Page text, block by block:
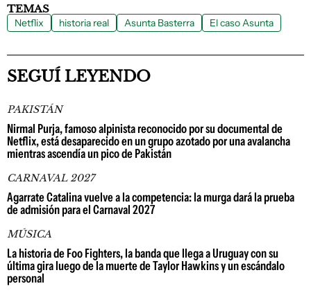
TEMAS
Netflix historia real Asunta Basterra El caso Asunta
SEGUÍ LEYENDO
PAKISTÁN
Nirmal Purja, famoso alpinista reconocido por su documental de
Netflix, está desaparecido en un grupo azotado por una avalancha
mientras ascendía un pico de Pakistán
CARNAVAL 2027
Agarrate Catalina vuelve a la competencia: la murga dará la prueba
de admisión para el Carnaval 2027
MÚSICA
La historia de Foo Fighters, la banda que llega a Uruguay con su
última gira luego de la muerte de Taylor Hawkins y un escándalo
personal